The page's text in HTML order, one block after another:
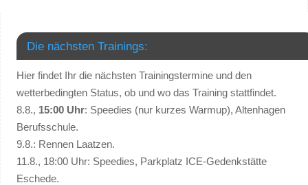
Die nächsten Trainings:
Hier findet Ihr die nächsten Trainingstermine und den
wetterbedingten Status, ob und wo das Training stattfindet.
8.8., 15:00 Uhr: Speedies (nur kurzes Warmup), Altenhagen
Berufsschule.
9.8.: Rennen Laatzen.
11.8., 18:00 Uhr: Speedies, Parkplatz ICE-Gedenkstätte
Eschede.